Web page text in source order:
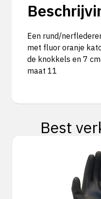
Een rund/
met fluor oranje
de knokkels en 7
maat 11
Best